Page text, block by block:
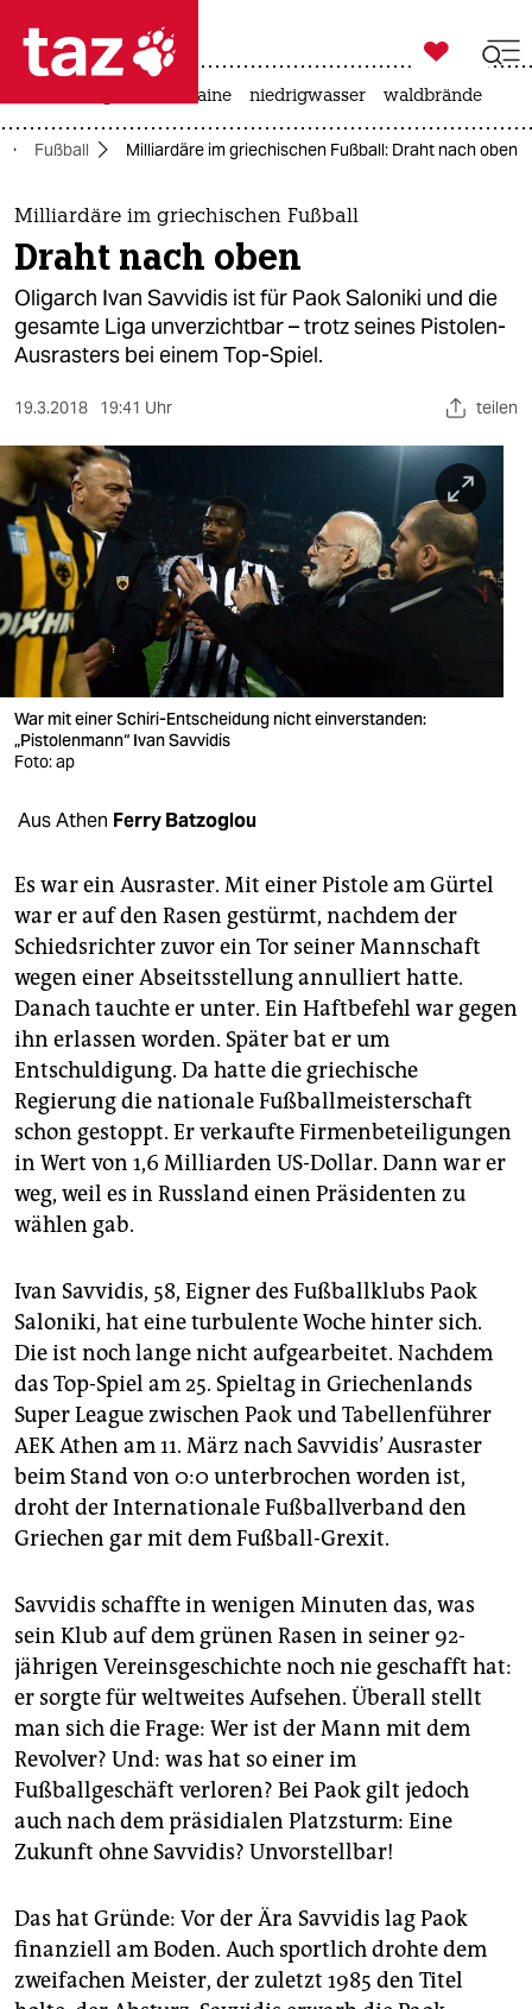
 taz zahl ich
taz zahl ich
themen
politik
öko
sport
berlin
nord
wahrheit
verlag
verlag
shop
fragen & hilfe
unterstützen
abo
genossenschaft
epaper login

taz zahl ich
krieg in der ukraine niedrigwasser waldbrände
Fußball Milliardäre im griechischen Fußball: Draht nach oben
Milliardäre im griechischen Fußball
Draht nach oben
Oligarch Ivan Savvidis ist für Paok Saloniki und die
gesamte Liga unverzichtbar – trotz seines Pistolen-
Ausrasters bei einem Top-Spiel.
19.3.2018 19:41 Uhr teilen
War mit einer Schiri-Entscheidung nicht einverstanden:
„Pistolenmann“ Ivan Savvidis
Foto: ap
Aus Athen Ferry Batzoglou
Es war ein Ausraster. Mit einer Pistole am Gürtel
war er auf den Rasen gestürmt, nachdem der
Schiedsrichter zuvor ein Tor seiner Mannschaft
wegen einer Abseitsstellung annulliert hatte.
Danach tauchte er unter. Ein Haftbefehl war gegen
ihn erlassen worden. Später bat er um
Entschuldigung. Da hatte die griechische
Regierung die nationale Fußballmeisterschaft
schon gestoppt. Er verkaufte Firmenbeteiligungen
in Wert von 1,6 Milliarden US-Dollar. Dann war er
weg, weil es in Russland einen Präsidenten zu
wählen gab.
Ivan Savvidis, 58, Eigner des Fußballklubs Paok
Saloniki, hat eine turbulente Woche hinter sich.
Die ist noch lange nicht aufgearbeitet. Nachdem
das Top-Spiel am 25. Spieltag in Griechenlands
Super League zwischen Paok und Tabellenführer
AEK Athen am 11. März nach Savvidis’ Ausraster
beim Stand von 0:0 unterbrochen worden ist,
droht der Internationale Fußballverband den
Griechen gar mit dem Fußball-Grexit.
Savvidis schaffte in wenigen Minuten das, was
sein Klub auf dem grünen Rasen in seiner 92-
jährigen Vereinsgeschichte noch nie geschafft hat:
er sorgte für weltweites Aufsehen. Überall stellt
man sich die Frage: Wer ist der Mann mit dem
Revolver? Und: was hat so einer im
Fußballgeschäft verloren? Bei Paok gilt jedoch
auch nach dem präsidialen Platzsturm: Eine
Zukunft ohne Savvidis? Unvorstellbar!
Das hat Gründe: Vor der Ära Savvidis lag Paok
finanziell am Boden. Auch sportlich drohte dem
zweifachen Meister, der zuletzt 1985 den Titel